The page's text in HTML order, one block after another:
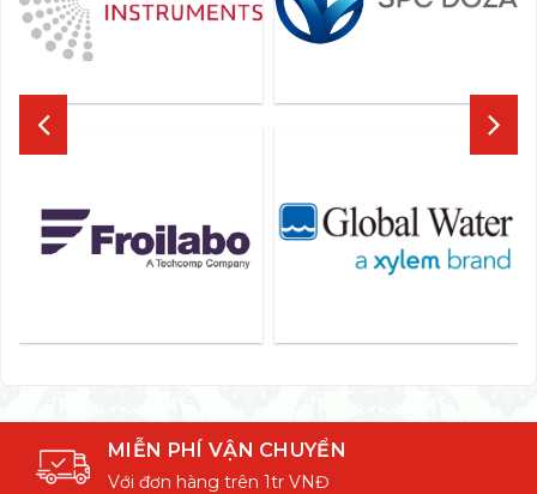
MIỄN PHÍ VẬN CHUYỂN
Với đơn hàng trên 1tr VNĐ